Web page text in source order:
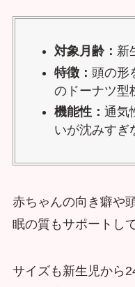
対象月齢： 新
特徴： 頭の形
のドーナツ型
機能性： 通気
いが沈みすぎ
赤ちゃんの向き癖や
眠の質もサポートし
サイズも新生児から